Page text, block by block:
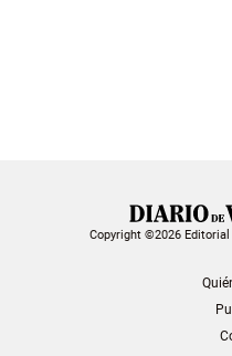
Copyright ©2026